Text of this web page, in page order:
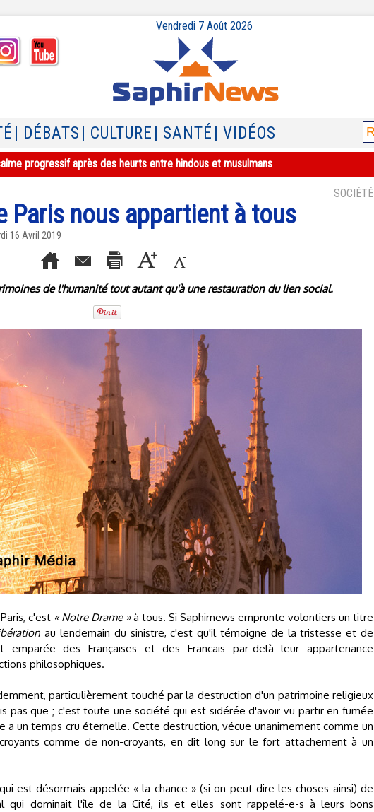
Vendredi 7 Août 2026
| DÉBATS | CULTURE | SANTÉ | VIDÉOS
progressif après des heurts entre hindous et musulmans
SOCIÉTÉ
Paris nous appartient à tous
16 Avril 2019
de l'humanité tout autant qu'à une restauration du lien social.
c'est « Notre Drame »à tous. Si Saphirnews emprunte volontiers un titre
au lendemain du sinistre, c'est qu'il témoigne de la tristesse et de
des Françaises et des Français par-delà leur appartenance
philosophiques.
particulièrement touché par la destruction d'un patrimoine religieux
pas que ; c'est toute une société qui est sidérée d'avoir vu partir en fumée
a un temps cru éternelle. Cette destruction, vécue unanimement comme un
comme de non-croyants, en dit long sur le fort attachement à un
est désormais appelée « la chance » (si on peut dire les choses ainsi) de
qui dominait l'île de la Cité, ils et elles sont rappelé-e-s à leurs bons